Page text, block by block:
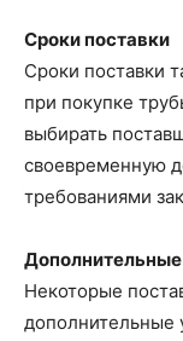
Сроки поставки
Сроки поставки
при покупке
выбирать
своевременную
требованиями
Дополнительные
Некоторые
дополнительные